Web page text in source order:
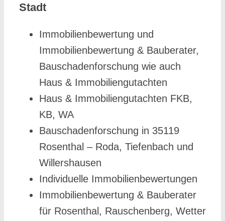
Stadt
Immobilienbewertung und
Immobilienbewertung & Bauberater,
Bauschadenforschung wie auch
Haus & Immobiliengutachten
Haus & Immobiliengutachten FKB,
KB, WA
Bauschadenforschung in 35119
Rosenthal – Roda, Tiefenbach und
Willershausen
Individuelle Immobilienbewertungen
Immobilienbewertung & Bauberater
für Rosenthal, Rauschenberg, Wetter